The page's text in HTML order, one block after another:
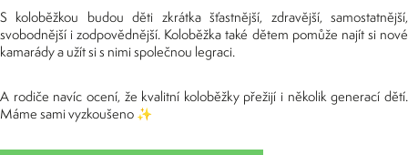
S koloběžkou budou děti zkrátka šťastnější, zdravější, samostatnější,
svobodnější i zodpovědnější. Koloběžka také dětem pomůže najít si nové
kamarády a užít si s nimi společnou legraci.
A rodiče navíc ocení, že kvalitní koloběžky přežijí i několik generací dětí.
Máme sami vyzkoušeno ✨